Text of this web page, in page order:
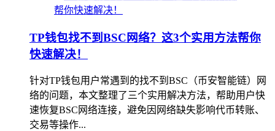
TP钱包找不到BSC网络？这3个实用方法帮你
快速解决！
针对TP钱包用户常遇到的找不到BSC（币安智能链）网
络的问题，本文整理了三个实用解决方法，帮助用户快
速恢复BSC网络连接，避免因网络缺失影响代币转账、
交易等操作...